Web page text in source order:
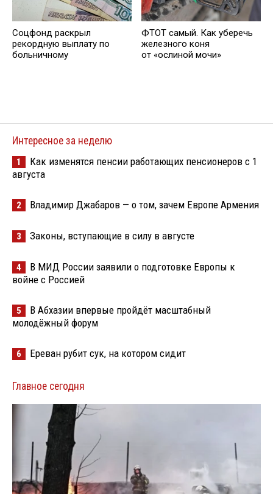
Соцфонд раскрыл
рекордную выплату по
больничному
ФТОТ самый. Как уберечь
железного коня
от «ослиной мочи»
Интересное за неделю
1
Как изменятся пенсии работающих пенсионеров с 1
августа
2 Владимир Джабаров — о том, зачем Европе Армения
3 Законы, вступающие в силу в августе
4
В МИД России заявили о подготовке Европы к
войне с Россией
5
В Абхазии впервые пройдёт масштабный
молодёжный форум
6 Ереван рубит сук, на котором сидит
Главное сегодня